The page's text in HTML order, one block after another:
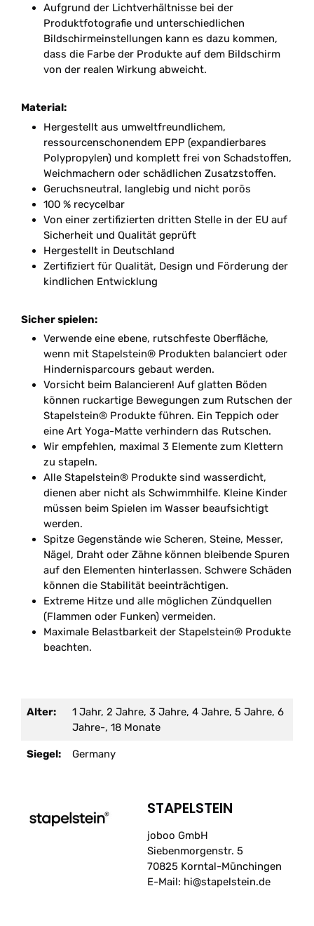
Aufgrund der Lichtverhältnisse bei der
Produktfotografie und unterschiedlichen
Bildschirmeinstellungen kann es dazu kommen,
dass die Farbe der Produkte auf dem Bildschirm
von der realen Wirkung abweicht.
Material:
Hergestellt aus umweltfreundlichem,
ressourcenschonendem EPP (expandierbares
Polypropylen) und komplett frei von Schadstoffen,
Weichmachern oder schädlichen Zusatzstoffen.
Geruchsneutral, langlebig und nicht porös
100 % recycelbar
Von einer zertifizierten dritten Stelle in der EU auf
Sicherheit und Qualität geprüft
Hergestellt in Deutschland
Zertifiziert für Qualität, Design und Förderung der
kindlichen Entwicklung
Sicher spielen:
Verwende eine ebene, rutschfeste Oberfläche,
wenn mit Stapelstein® Produkten balanciert oder
Hindernisparcours gebaut werden.
Vorsicht beim Balancieren! Auf glatten Böden
können ruckartige Bewegungen zum Rutschen der
Stapelstein® Produkte führen. Ein Teppich oder
eine Art Yoga-Matte verhindern das Rutschen.
Wir empfehlen, maximal 3 Elemente zum Klettern
zu stapeln.
Alle Stapelstein® Produkte sind wasserdicht,
dienen aber nicht als Schwimmhilfe. Kleine Kinder
müssen beim Spielen im Wasser beaufsichtigt
werden.
Spitze Gegenstände wie Scheren, Steine, Messer,
Nägel, Draht oder Zähne können bleibende Spuren
auf den Elementen hinterlassen. Schwere Schäden
können die Stabilität beeinträchtigen.
Extreme Hitze und alle möglichen Zündquellen
(Flammen oder Funken) vermeiden.
Maximale Belastbarkeit der Stapelstein® Produkte
beachten.
Alter:
1 Jahr, 2 Jahre, 3 Jahre, 4 Jahre, 5 Jahre, 6
Jahre-, 18 Monate
Siegel: Germany
STAPELSTEIN
joboo GmbH
Siebenmorgenstr. 5
70825 Korntal-Münchingen
E-Mail: hi@stapelstein.de